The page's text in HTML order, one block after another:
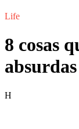
Life
8 cosas
H